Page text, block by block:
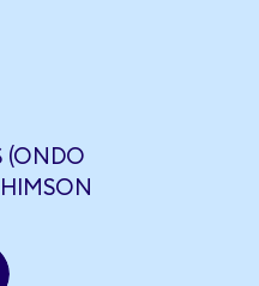
(ONDO